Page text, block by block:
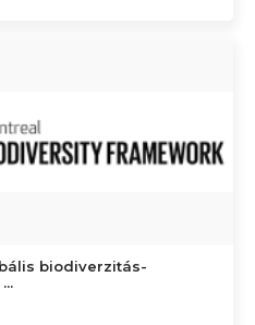
biodiverzitás-